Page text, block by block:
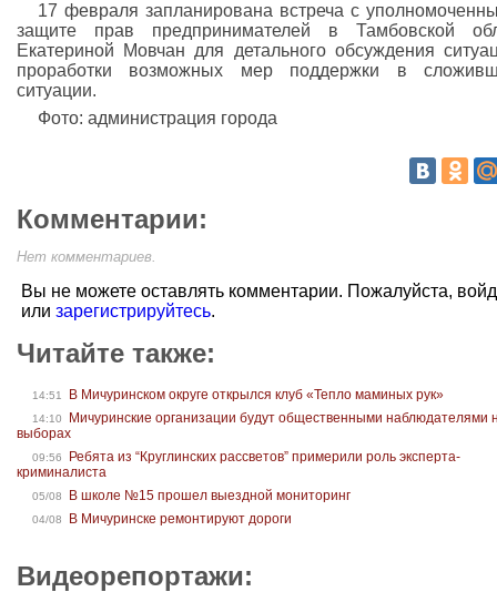
17 февраля запланирована встреча с
защите прав предпринимателей в Тамбовской
Екатериной Мовчан для детального обсуждения
проработки возможных мер поддержки в
ситуации.
Фото: администрация города
Комментарии:
Нет комментариев.
Вы не можете оставлять комментарии. Пожалуйста,
или зарегистрируйтесь.
Читайте также:
14:51 В Мичуринском округе открылся клуб «Тепло маминых рук»
14:10
Мичуринские организации будут общественными наблюдателями
выборах
09:56
Ребята из “Круглинских рассветов” примерили роль эксперта-
криминалиста
05/08 В школе №15 прошел выездной мониторинг
04/08 В Мичуринске ремонтируют дороги
Видеорепортажи: